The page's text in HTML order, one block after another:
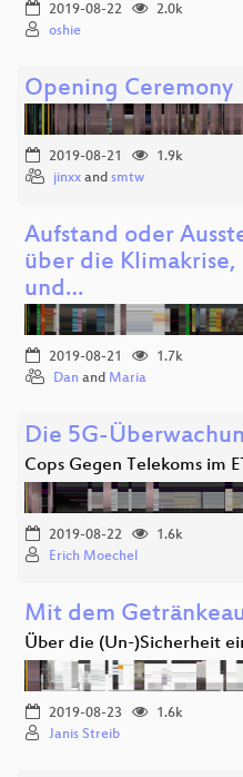
2019-08-22
2.0k
oshie
Opening Ceremony
2019-08-21
1.9k
jinxx and smtw
Aufstand oder
über die
und…
2019-08-21
1.7k
Dan and Maria
Die 5G-
Cops Gegen Telekoms im
2019-08-22
1.6k
Erich Moechel
Mit dem
Über die (Un-)Sicherheit
2019-08-23
1.6k
Janis Streib